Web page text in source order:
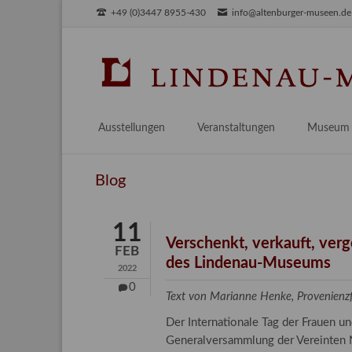
+49 (0)3447 8955-430 info@altenburger-museen.de
Ausstellungen
Aktuell
Veranstaltungen Museum
Digitales
Team
Blog
11
FEB
2022
0
Verschenkt, verkauft,
des Lindenau-Museums
Text von Marianne Henke,
Der Internationale Tag der Frauen
Generalversammlung der